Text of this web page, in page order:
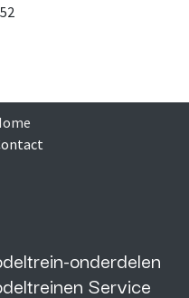
onderdelen
Service